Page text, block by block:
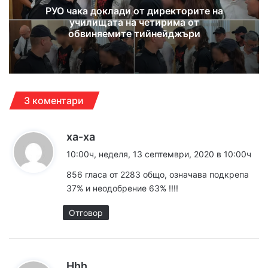
РУО чака доклади от директорите на
училищата на четирима от
обвиняемите тийнейджъри
3 коментари
ха-ха
а
:
10:00ч, неделя, 13 септември, 2020 в 10:00ч
856 гласа от 2283 общо, означава подкрепа
37% и неодобрение 63% !!!!
Отговор